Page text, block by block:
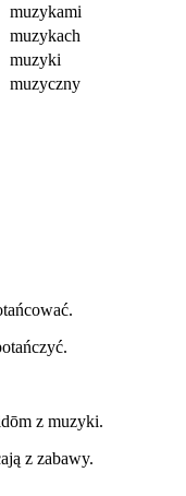
muzykami
muzykach
muzyki
muzyczny
z muzyki.
z zabawy.